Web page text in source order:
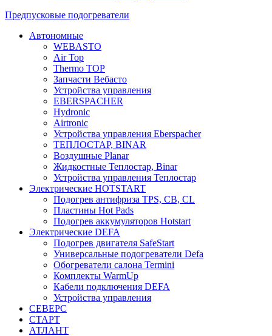
Предпусковые подогреватели
Автономные
WEBASTO
Air Top
Thermo TOP
Запчасти Вебасто
Устройства управления
EBERSPACHER
Hydronic
Airtronic
Устройства управления Eberspacher
ТЕПЛОСТАР, BINAR
Воздушные Planar
Жидкостные Теплостар, Binar
Устройства управления Теплостар
Электрические HOTSTART
Подогрев антифриза TPS, CB, CL
Пластины Hot Pads
Подогрев аккумуляторов Hotstart
Электрические DEFA
Подогрев двигателя SafeStart
Универсальные подогреватели Defa
Обогреватели салона Termini
Комплекты WarmUp
Кабели подключения DEFA
Устройства управления
СЕВЕРС
СТАРТ
АТЛАНТ